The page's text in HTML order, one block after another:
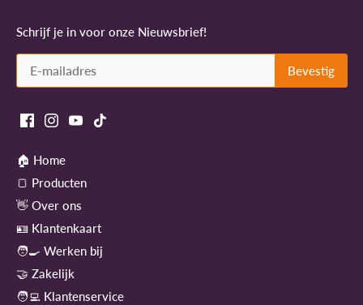
Schrijf je in voor onze Nieuwsbrief!
🏠 Home
🍞 Producten
👋 Over ons
🪪 Klantenkaart
🧑‍🍳 Werken bij
🤝 Zakelijk
🧑‍💻 Klantenservice